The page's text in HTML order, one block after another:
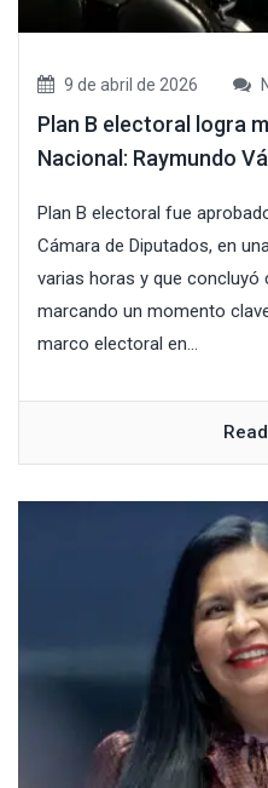
9 de abril de 2026
Plan B electoral logra
Nacional: Raymundo
Plan B electoral fue
Cámara de Diputados, en
varias horas y que concluyó
marcando un momento
marco electoral en...